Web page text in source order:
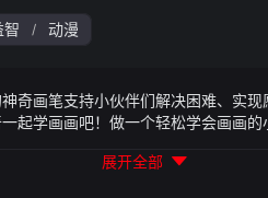
智 / 动漫
奇画笔支持小伙伴们解决困难、实
起学画画吧！做一个轻松学会画画的
展开全部